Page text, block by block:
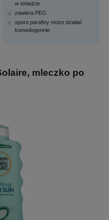
w składzie
zawiera PEG
sporo parafiny może działać
komedogennie
mleczko po